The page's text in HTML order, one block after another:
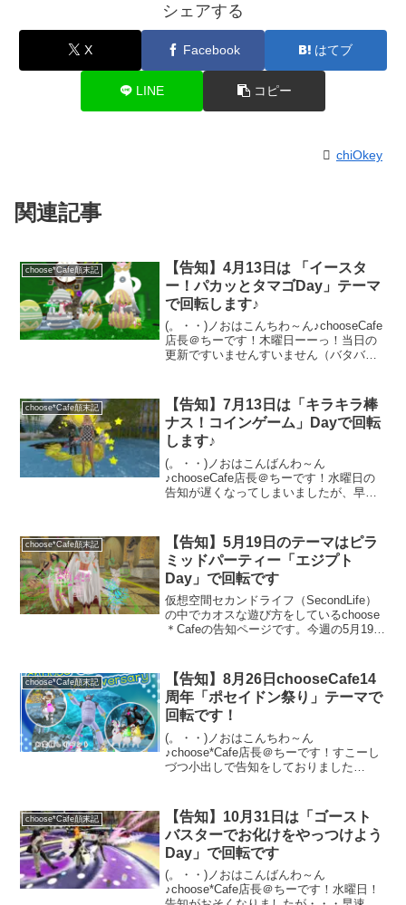
シェアする
X Facebook はてブ
LINE コピー
chiOkey
関連記事
choose*Cafe顛末記
【告知】4月13日は 「イースタ
ー！パカッとタマゴDay」テーマ
で回転します♪
(。・・)ノおはこんちわ～ん♪chooseCafe
店長＠ちーです！木曜日ーーっ！当日の
更新ですいませんすいません（バタバタ
す。今日はイースター週間と言う事で
「イースタ...
choose*Cafe顛末記
【告知】7月13日は「キラキラ棒
ナス！コインゲーム」Dayで回転
します♪
(。・・)ノおはこんばんわ～ん
♪chooseCafe店長＠ちーです！水曜日の
告知が遅くなってしまいましたが、早速
棒ナス！コインゲーム」Dayで回転する
事に...
choose*Cafe顛末記
【告知】5月19日のテーマはピラ
ミッドパーティー「エジプト
Day」で回転です
仮想空間セカンドライフ（SecondLife）
の中でカオスな遊び方をしているchoose
＊Cafeの告知ページです。今週の5月19日
グリフ（ヒエログリフ）のParticleが出る
杖です。Freeなのでお土産目当ての方も
歓迎です！友達誘ってお気軽にお越しく
ださい。
choose*Cafe顛末記
【告知】8月26日chooseCafe14
周年「ポセイドン祭り」テーマで
回転です！
(。・・)ノおはこんちわ～ん
♪choose*Cafe店長＠ちーです！すこーし
づつ小出しで告知をしておりました
なりました！テーマはずばり「ポセイド
ン祭り」お...
choose*Cafe顛末記
【告知】10月31日は「ゴースト
バスターでお化けをやっつけよう
Day」で回転です
(。・・)ノおはこんばんわ～ん
♪choose*Cafe店長＠ちーです！水曜日！